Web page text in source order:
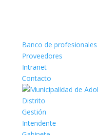
Banco de profesionales
Proveedores
Intranet
Contacto
Distrito
Gestión
Intendente